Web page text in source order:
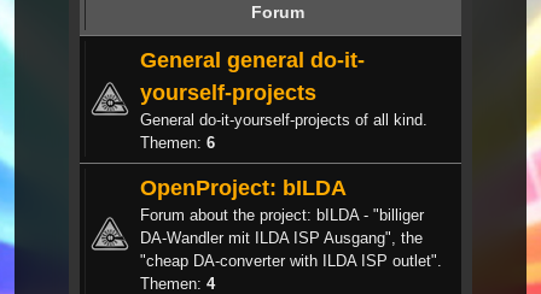
Forum
General general do-it-
yourself-projects
General do-it-yourself-projects of all kind.
Themen: 6
OpenProject: bILDA
Forum about the project: bILDA - "billiger
DA-Wandler mit ILDA ISP Ausgang", the
"cheap DA-converter with ILDA ISP outlet".
Themen: 4